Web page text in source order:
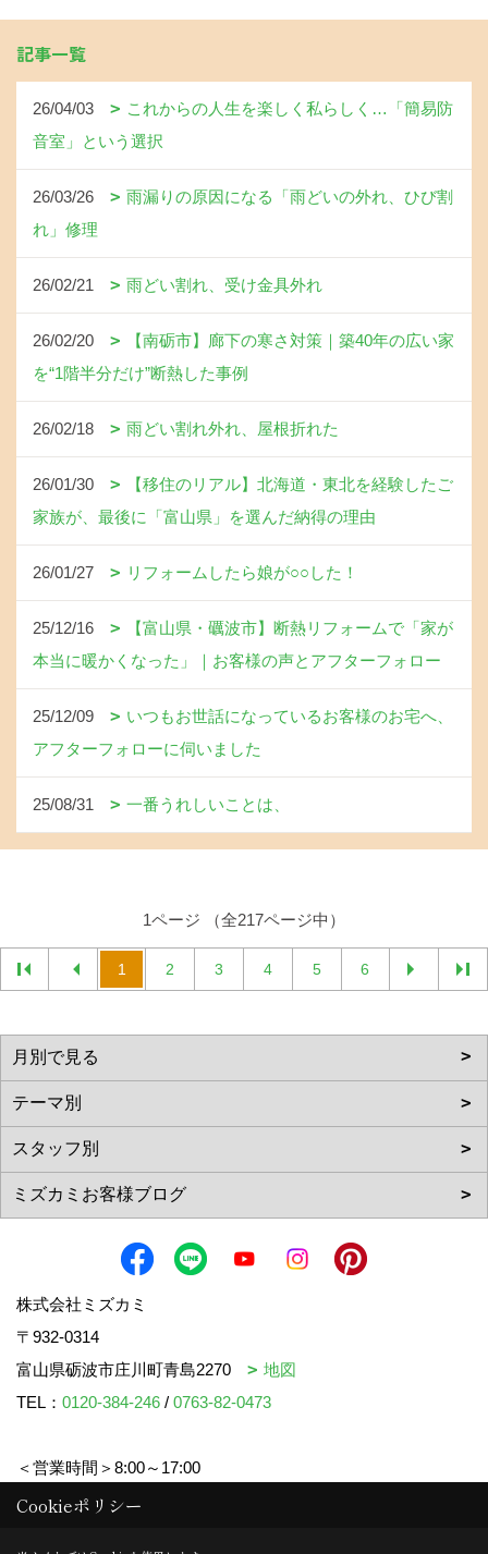
記事一覧
26/04/03
これからの人生を楽しく私らしく…「簡易防
音室」という選択
26/03/26
雨漏りの原因になる「雨どいの外れ、ひび割
れ」修理
26/02/21 雨どい割れ、受け金具外れ
26/02/20
【南砺市】廊下の寒さ対策｜築40年の広い家
を“1階半分だけ”断熱した事例
26/02/18 雨どい割れ外れ、屋根折れた
26/01/30
【移住のリアル】北海道・東北を経験したご
家族が、最後に「富山県」を選んだ納得の理由
26/01/27 リフォームしたら娘が○○した！
25/12/16
【富山県・礪波市】断熱リフォームで「家が
本当に暖かくなった」｜お客様の声とアフターフォロー
25/12/09
いつもお世話になっているお客様のお宅へ、
アフターフォローに伺いました
25/08/31 一番うれしいことは、
1ページ （全217ページ中）
1 2 3 4 5 6
株式会社ミズカミ
〒932-0314
富山県砺波市庄川町青島2270
地図
TEL： 0120-384-246 / 0763-82-0473
＜営業時間＞8:00～17:00
＜定休日＞水曜日・祝日
Cookieポリシー